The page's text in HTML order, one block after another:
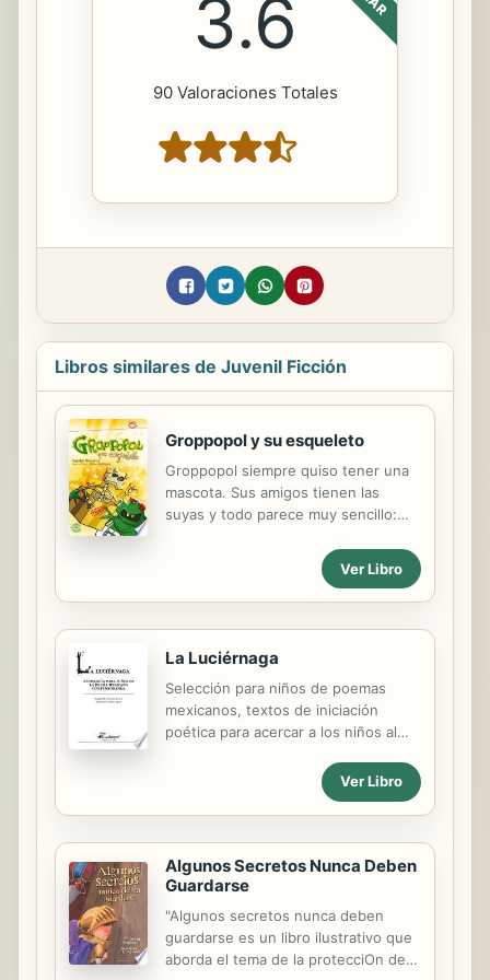
3.6
90 Valoraciones Totales
Libros similares de Juvenil Ficción
Groppopol y su esqueleto
Groppopol siempre quiso tener una
mascota. Sus amigos tienen las
suyas y todo parece muy sencillo:
Ver Libro
La Luciérnaga
Selección para niños de poemas
mexicanos, textos de iniciación
poética para acercar a los niños al
Mexican poems for children. Texts
designed to introduce children to
the joy of poetry.
Ver Libro
Algunos Secretos Nunca Deben
Guardarse
"Algunos secretos nunca deben
guardarse es un libro ilustrativo que
aborda el tema de la protecciOn de